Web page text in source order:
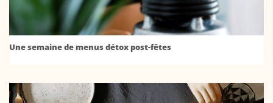
Une semaine de menus détox post-fêtes